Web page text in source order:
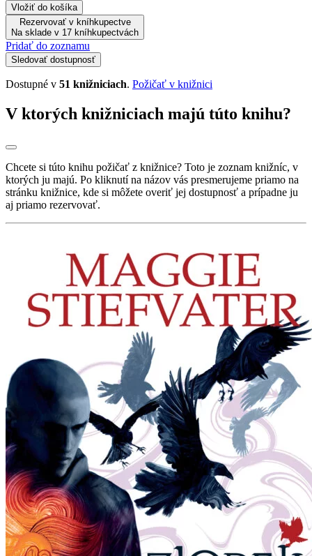
Vložiť do košíka
Rezervovať v kníhkupectve
Na sklade v 17 kníhkupectvách
Pridať do zoznamu
Sledovať dostupnosť
Dostupné v 51 knižniciach. Požičať v knižnici
V ktorých knižniciach majú túto knihu?
Chcete si túto knihu požičať z knižnice? Toto je zoznam knižníc, v
ktorých ju majú. Po kliknutí na názov vás presmerujeme priamo na
stránku knižnice, kde si môžete overiť jej dostupnosť a prípadne ju
aj priamo rezervovať.